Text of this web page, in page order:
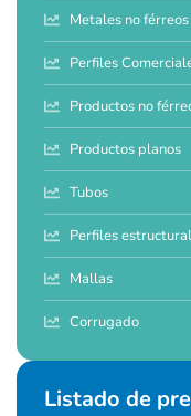
Metales no férreos
Perfiles
Productos no
Productos planos
Tubos
Perfiles
Mallas
Corrugado
Listado de